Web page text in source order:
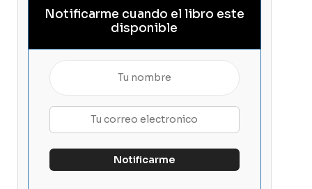
Notificarme cuando el libro este
disponible